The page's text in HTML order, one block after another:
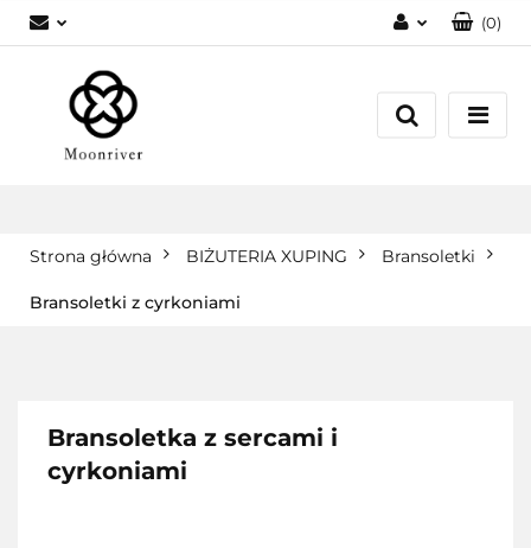
Zarejestruj się
(0)
Strona główna BIŻUTERIA XUPING Bransoletki
Bransoletki z cyrkoniami
Bransoletka z sercami i
cyrkoniami